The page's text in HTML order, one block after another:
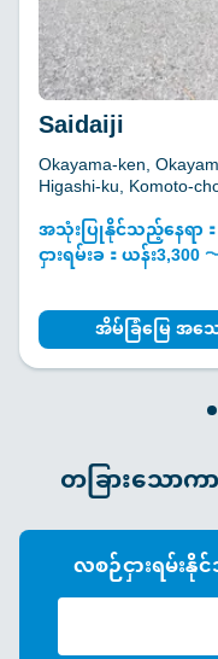
Saidaiji
Okayama-ken,
Higashi-ku, Komoto-
အသုံးပြုနိုင်သည့်နေရာ
ငှားရမ်းခ：ယန်း3,300
အိမ်ခြံမြေ အသ
တခြားသော
လစဉ်ငှားရမ်း